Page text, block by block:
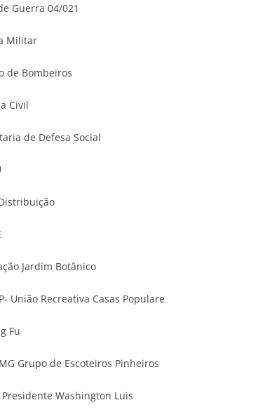
Guerra 04/021
Militar
de Bombeiros
Civil
de Defesa Social
Jardim Botânico
União Recreativa Casas Populare
Fu
Grupo de Escoteiros Pinheiros
Presidente Washington Luis